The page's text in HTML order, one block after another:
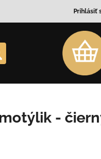
Prihlásiť
-